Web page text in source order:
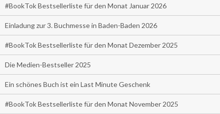
#BookTok Bestsellerliste für den Monat Januar 2026
Einladung zur 3. Buchmesse in Baden-Baden 2026
#BookTok Bestsellerliste für den Monat Dezember 2025
Die Medien-Bestseller 2025
Ein schönes Buch ist ein Last Minute Geschenk
#BookTok Bestsellerliste für den Monat November 2025